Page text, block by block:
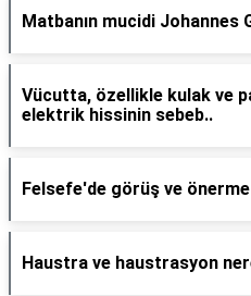
Matbanın mucidi Johannes
Vücutta, özellikle kulak ve
elektrik hissinin sebeb..
Felsefe'de görüş ve
Haustra ve haustrasyon